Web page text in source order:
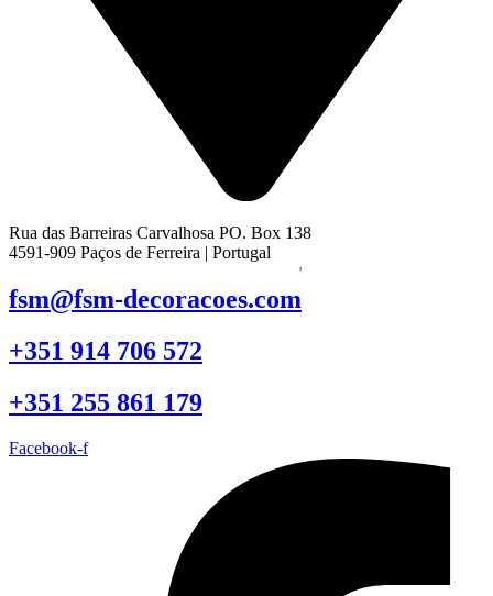
Rua das Barreiras Carvalhosa PO. Box 138
4591-909 Paços de Ferreira | Portugal
fsm@fsm-decoracoes.com
+351 914 706 572
+351 255 861 179
Facebook-f